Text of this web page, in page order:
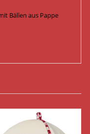
Bällen aus Pappe